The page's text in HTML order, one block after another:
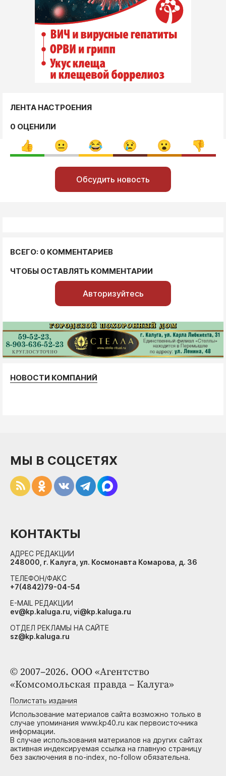
ЛЕНТА НАСТРОЕНИЯ
0 ОЦЕНИЛИ
Обсудить новость
ВСЕГО: 0 КОММЕНТАРИЕВ
ЧТОБЫ ОСТАВЛЯТЬ КОММЕНТАРИИ
Авторизуйтесь
НОВОСТИ КОМПАНИЙ
© 2007–2026. ООО «Агентство
«Комсомольская правда – Калуга»
Полистать издания
Использование материалов сайта возможно только в
случае упоминания www.kp40.ru как первоисточника
информации.
В случае использования материалов на других сайтах
активная индексируемая ссылка на главную страницу
без заключения в no-index, no-follow обязательна.
МЫ В СОЦСЕТЯХ
КОНТАКТЫ
АДРЕС РЕДАКЦИИ
248000, г. Калуга, ул. Космонавта Комарова, д. 36
ТЕЛЕФОН/ФАКС
+7(4842)79-04-54
E-MAIL РЕДАКЦИИ
ev@kp.kaluga.ru, vi@kp.kaluga.ru
ОТДЕЛ РЕКЛАМЫ НА САЙТЕ
sz@kp.kaluga.ru